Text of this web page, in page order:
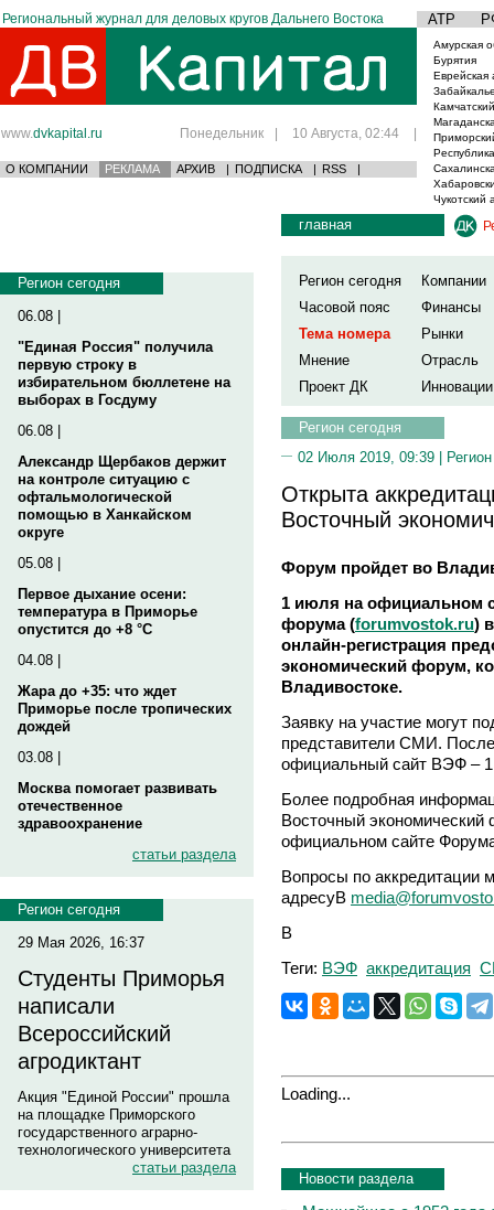
Региональный журнал для деловых кругов Дальнего Востока АТР
www.dvkapital.ru Понедельник | 10 Августа, 02:44 |
О КОМПАНИИ РЕКЛАМА АРХИВ | ПОДПИСКА | RSS |
Амурская
Бурятия
Еврейская
Чукотский
Регион сегодня
06.08 |
"Единая Россия" получила
первую строку в
избирательном бюллетене на
выборах в Госдуму
06.08 |
Александр Щербаков держит
на контроле ситуацию с
офтальмологической
помощью в Ханкайском
округе
05.08 |
Первое дыхание осени:
температура в Приморье
опустится до +8 °C
04.08 |
Жара до +35: что ждет
Приморье после тропических
дождей
03.08 |
Москва помогает развивать
отечественное
здравоохранение
статьи раздела
Регион сегодня
29 Мая 2026, 16:37
Студенты Приморья
написали
Всероссийский
агродиктант
Акция "Единой России" прошла
на площадке Приморского
государственного аграрно-
технологического университета
статьи раздела
главная
Регион сегодня
Компании
Часовой пояс
Финансы
Тема номера
Рынки
Мнение
Отрасль
Проект ДК
Инновации
Регион сегодня
02 Июля 2019, 09:39 |
Открыта
Восточный
Форум пройдет во
1 июля на официальном
форума (forumvostok.ru)
онлайн-регистрация
экономический форум,
Владивостоке.
Заявку на участие могут
представители СМИ.
официальный сайт ВЭФ – 1
Более подробная
Восточный
официальном сайте
Вопросы по аккредитации
адресуВ
В
Теги: ВЭФ аккредитация
Loading...
Новости раздела